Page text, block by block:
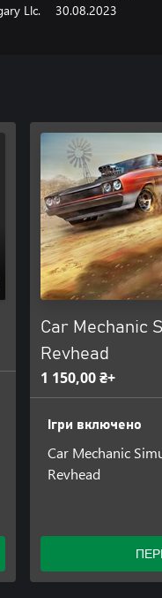
Llc. 30.08.2023
Car Mechanic
Revhead
1 150,00 ₴+
Ігри включено
Car Mechanic
Revhead